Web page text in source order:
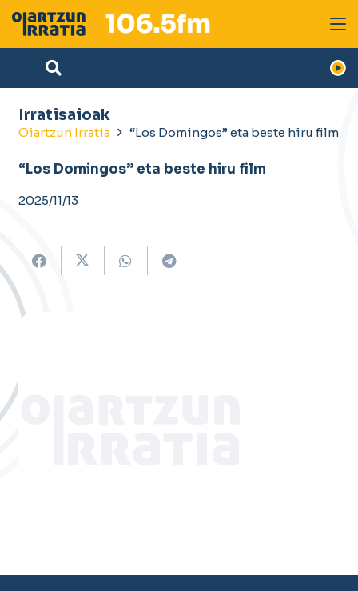
Irratisaioak
Oiartzun Irratia “Los Domingos” eta beste hiru film
“Los Domingos” eta beste hiru film
2025/11/13